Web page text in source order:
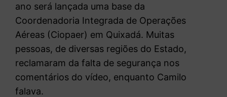
ano será lançada uma base da
Coordenadoria Integrada de Operações
Aéreas (Ciopaer) em Quixadá. Muitas
pessoas, de diversas regiões do Estado,
reclamaram da falta de segurança nos
comentários do vídeo, enquanto Camilo
falava.